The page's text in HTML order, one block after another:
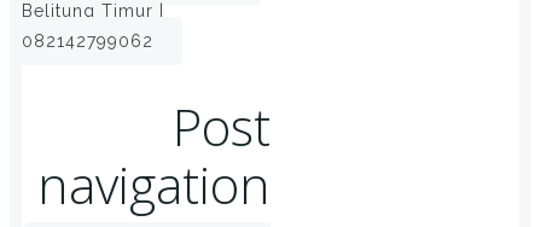
Belitung Timur |
082142799062
Post
navigation